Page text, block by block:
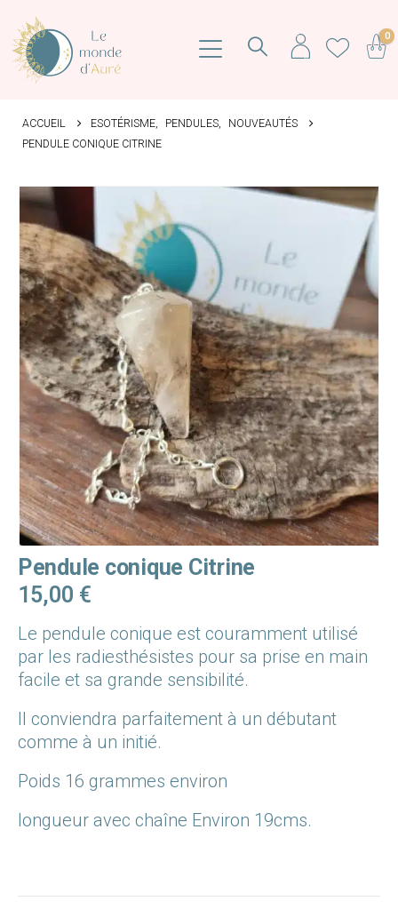
0
ACCUEIL ESOTÉRISME, PENDULES,
NOUVEAUTÉS
PENDULE CONIQUE CITRINE
Pendule conique Citrine
15,00 €
Le pendule conique est couramment utilisé
par les radiesthésistes pour sa prise en main
facile et sa grande sensibilité.
Il conviendra parfaitement à un débutant
comme à un initié.
Poids 16 grammes environ
longueur avec chaîne Environ 19cms.